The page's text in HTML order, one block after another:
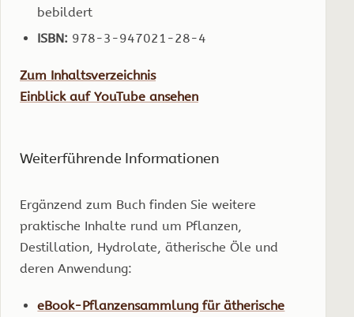
bebildert
ISBN: 978-3-947021-28-4
Zum Inhaltsverzeichnis
Einblick auf YouTube ansehen
Weiterführende Informationen
Ergänzend zum Buch finden Sie weitere
praktische Inhalte rund um Pflanzen,
Destillation, Hydrolate, ätherische Öle und
deren Anwendung:
eBook-Pflanzensammlung für ätherische